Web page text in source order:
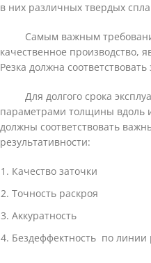
в них различных твердых
Самым важным
качественное производство,
Резка должна
Для долгого срока
параметрами толщины вдоль
должны соответствовать
результативности:
Качество заточки
Точность раскроя
Аккуратность
Бездеффектность по линии